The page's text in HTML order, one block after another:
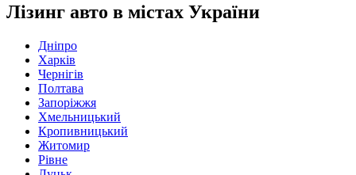
Лізинг авто в містах України
Дніпро
Харків
Чернігів
Полтава
Запоріжжя
Хмельницький
Кропивницький
Житомир
Рівне